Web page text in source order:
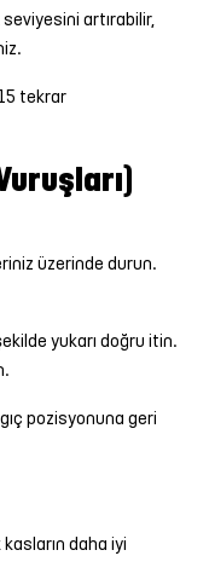
artırabilir,
tekrar
üzerinde durun.
yukarı doğru itin.
pozisyonuna geri
kasların daha iyi